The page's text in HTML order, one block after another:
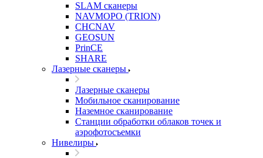
SLAM сканеры
NAVMOPO (TRION)
CHCNAV
GEOSUN
PrinCE
SHARE
Лазерные сканеры
Лазерные сканеры
Мобильное сканирование
Наземное сканирование
Станции обработки облаков точек и
аэрофотосъемки
Нивелиры